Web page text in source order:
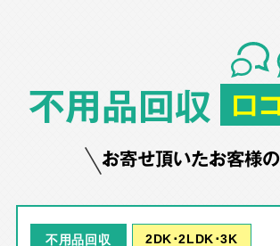
不用品回収 口
お寄せ頂いたお客様
不用品回収 2DK･2LDK･3K